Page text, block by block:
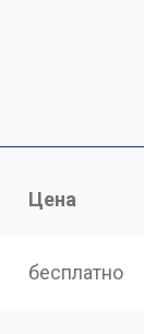
Цена
бесплатно